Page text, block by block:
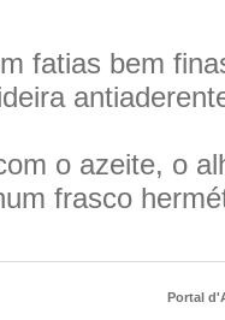
fatias bem
o azeite, o
frasco
Portal